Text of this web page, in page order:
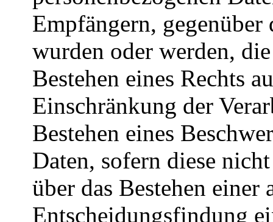
Empfängern,
wurden oder werden,
Bestehen eines Rechts
Einschränkung der
Bestehen eines
Daten, sofern diese
über das Bestehen einer
Entscheidungsfindung